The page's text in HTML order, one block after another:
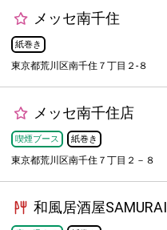
メッセ南千住
紙巻き
東京都荒川区南千住７丁目２-８
メッセ南千住店
喫煙ブース 紙巻き
東京都荒川区南千住７丁目２－８
和風居酒屋SAMURAI